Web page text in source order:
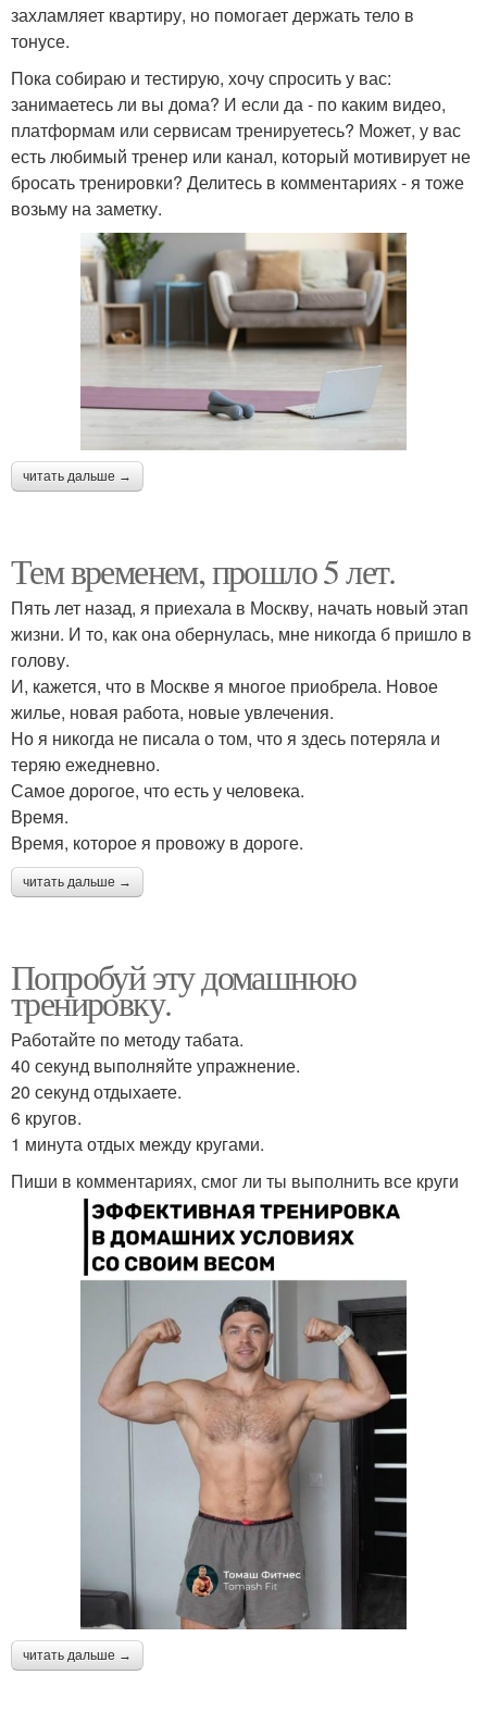
захламляет квартиру, но помогает держать тело в
тонусе.
Пока собираю и тестирую, хочу спросить у вас:
занимаетесь ли вы дома? И если да - по каким видео,
платформам или сервисам тренируетесь? Может, у вас
есть любимый тренер или канал, который мотивирует не
бросать тренировки? Делитесь в комментариях - я тоже
возьму на заметку.
читать дальше →
Тем временем, прошло 5 лет.
Пять лет назад, я приехала в Москву, начать новый этап
жизни. И то, как она обернулась, мне никогда б пришло в
голову.
И, кажется, что в Москве я многое приобрела. Новое
жилье, новая работа, новые увлечения.
Но я никогда не писала о том, что я здесь потеряла и
теряю ежедневно.
Самое дорогое, что есть у человека.
Время.
Время, которое я провожу в дороге.
читать дальше →
Попробуй эту домашнюю
тренировку.
Работайте по методу табата.
40 секунд выполняйте упражнение.
20 секунд отдыхаете.
6 кругов.
1 минута отдых между кругами.
Пиши в комментариях, смог ли ты выполнить все круги
читать дальше →